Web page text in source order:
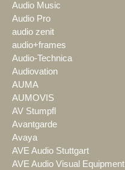
Audio Music
Audio Pro
audio zenit
audio+frames
Audio-Technica
Audiovation
AUMA
AUMOVIS
AV Stumpfl
Avantgarde
Avaya
AVE Audio Stuttgart
AVE Audio Visual Equipment